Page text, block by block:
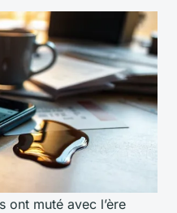
ont muté avec l’ère